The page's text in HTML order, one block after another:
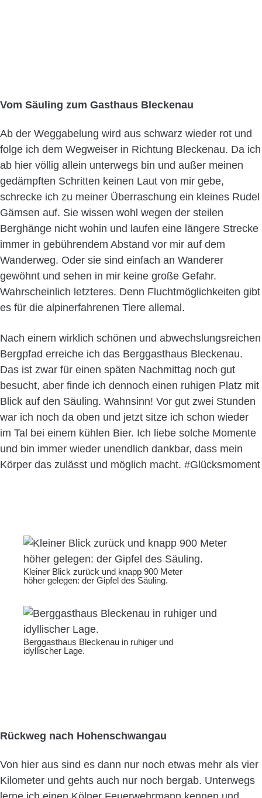
Vom Säuling zum Gasthaus Bleckenau
Ab der Weggabelung wird aus schwarz wieder rot und
folge ich dem Wegweiser in Richtung Bleckenau. Da ich
ab hier völlig allein unterwegs bin und außer meinen
gedämpften Schritten keinen Laut von mir gebe,
schrecke ich zu meiner Überraschung ein kleines Rudel
Gämsen auf. Sie wissen wohl wegen der steilen
Berghänge nicht wohin und laufen eine längere Strecke
immer in gebührendem Abstand vor mir auf dem
Wanderweg. Oder sie sind einfach an Wanderer
gewöhnt und sehen in mir keine große Gefahr.
Wahrscheinlich letzteres. Denn Fluchtmöglichkeiten gibt
es für die alpinerfahrenen Tiere allemal.
Nach einem wirklich schönen und abwechslungsreichen
Bergpfad erreiche ich das Berggasthaus Bleckenau.
Das ist zwar für einen späten Nachmittag noch gut
besucht, aber finde ich dennoch einen ruhigen Platz mit
Blick auf den Säuling. Wahnsinn! Vor gut zwei Stunden
war ich noch da oben und jetzt sitze ich schon wieder
im Tal bei einem kühlen Bier. Ich liebe solche Momente
und bin immer wieder unendlich dankbar, dass mein
Körper das zulässt und möglich macht. #Glücksmoment
Kleiner Blick zurück und knapp 900 Meter
höher gelegen: der Gipfel des Säuling.
Berggasthaus Bleckenau in ruhiger und
idyllischer Lage.
Rückweg nach Hohenschwangau
Von hier aus sind es dann nur noch etwas mehr als vier
Kilometer und gehts auch nur noch bergab. Unterwegs